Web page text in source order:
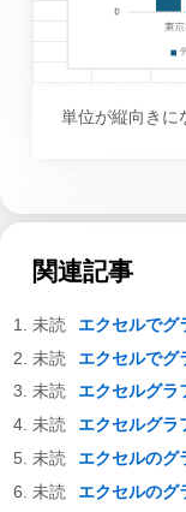
単位が縦向きに
関連記事
エクセルでグ
エクセルでグ
エクセルグラ
エクセルグラ
エクセルのグ
エクセルのグ